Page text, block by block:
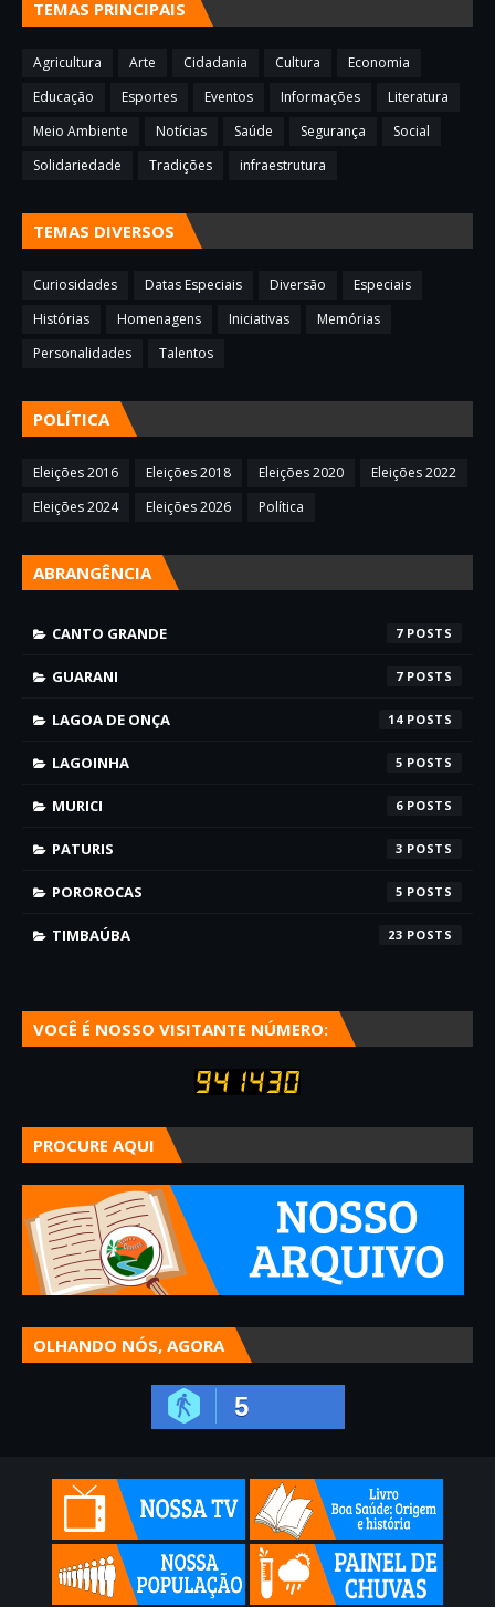
TEMAS PRINCIPAIS
Agricultura Arte Cidadania Cultura
Economia
Educação
Esportes Eventos Informações
Literatura
Meio Ambiente
Notícias Saúde Segurança
Social
Solidariedade
Tradições infraestrutura
TEMAS DIVERSOS
Curiosidades Datas Especiais Diversão
Especiais
Histórias
Homenagens Iniciativas
Memórias
Personalidades
Talentos
POLÍTICA
Eleições 2016 Eleições 2018 Eleições 2020
Eleições 2022
Eleições 2024
Eleições 2026 Política
ABRANGÊNCIA
CANTO GRANDE 7
GUARANI 7
LAGOA DE ONÇA 14
LAGOINHA 5
MURICI 6
PATURIS 3
POROROCAS 5
TIMBAÚBA 23
VOCÊ É NOSSO VISITANTE NÚMERO:
PROCURE AQUI
OLHANDO NÓS, AGORA
5